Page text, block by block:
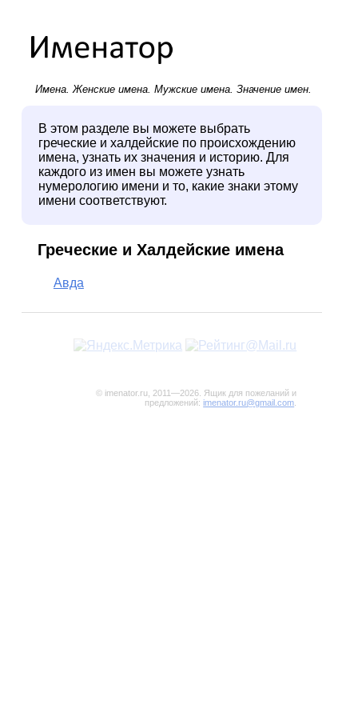
Имена.Женские имена. Мужские имена. Значение имен.
В этом разделе вы можете выбрать
греческие и халдейские по происхождению
имена, узнать их значения и историю. Для
каждого из имен вы можете узнать
нумерологию имени и то, какие знаки этому
имени соответствуют.
Греческие и Халдейские имена
Авда
© imenator.ru, 2011—2026. Ящик для пожеланий и
предложений:imenator.ru@gmail.com